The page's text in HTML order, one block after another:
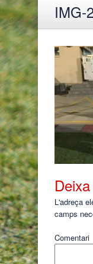
IMG-
L'adreça
camps
Comentari